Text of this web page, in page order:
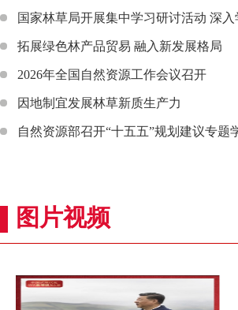
国家林草局开展集中学习研讨活动 深
​拓展绿色林产品贸易 融入新发展格局
2026年全国自然资源工作会议召开
因地制宜发展林草新质生产力
自然资源部召开“十五五”规划建议专题
图片视频